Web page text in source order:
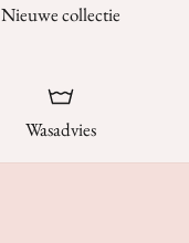
Nieuwe collectie
Wasadvies